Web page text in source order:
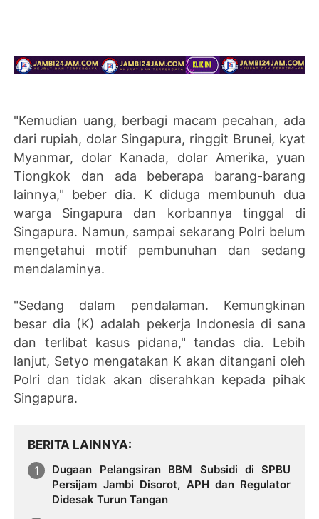
"Kemudian uang, berbagi macam pecahan, ada
dari rupiah, dolar Singapura, ringgit Brunei, kyat
Myanmar, dolar Kanada, dolar Amerika, yuan
Tiongkok dan ada beberapa barang-barang
lainnya," beber dia. K diduga membunuh dua
warga Singapura dan korbannya tinggal di
Singapura. Namun, sampai sekarang Polri belum
mengetahui motif pembunuhan dan sedang
mendalaminya.
"Sedang dalam pendalaman. Kemungkinan
besar dia (K) adalah pekerja Indonesia di sana
dan terlibat kasus pidana," tandas dia. Lebih
lanjut, Setyo mengatakan K akan ditangani oleh
Polri dan tidak akan diserahkan kepada pihak
Singapura.
BERITA LAINNYA
Dugaan Pelangsiran BBM Subsidi di SPBU
Persijam Jambi Disorot, APH dan Regulator
Didesak Turun Tangan